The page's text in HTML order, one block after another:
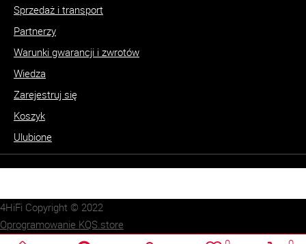
Sprzedaż i transport
Partnerzy
Warunki gwarancji i zwrotów
Wiedza
Zarejestruj się
Koszyk
Ulubione
4HiFi Copyright © 2022
Oprogramowanie KQS.store
Realizacja:
SUCRO.pl